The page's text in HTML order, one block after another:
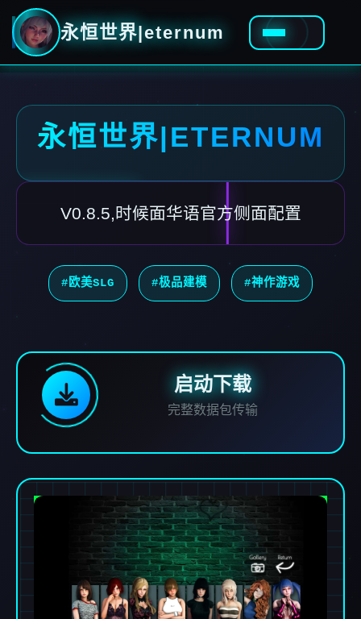
永恒世界|eternum
永恒世界|ETERNUM
V0.8.5,时候面华语官方侧面配置
#欧美SLG #极品建模 #神作游戏
启动下载
完整数据包传输